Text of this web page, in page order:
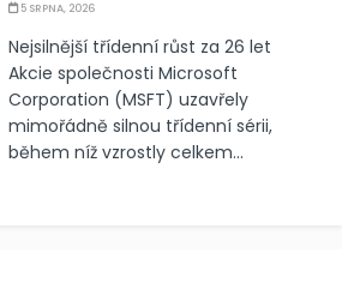
5 SRPNA, 2026
Nejsilnější třídenní růst za 26 let
Akcie společnosti Microsoft
Corporation (MSFT) uzavřely
mimořádně silnou třídenní sérii,
během níž vzrostly celkem...